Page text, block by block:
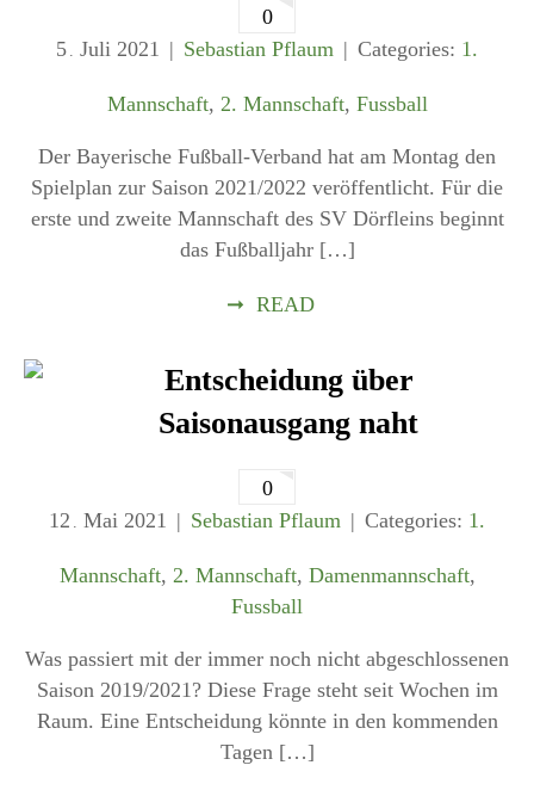
0
5 . Juli 2021 Sebastian Pflaum Categories: 1.
Mannschaft, 2. Mannschaft, Fussball
Der Bayerische Fußball-Verband hat am Montag den
Spielplan zur Saison 2021/2022 veröffentlicht. Für die
erste und zweite Mannschaft des SV Dörfleins beginnt
das Fußballjahr […]
➞ READ
Entscheidung über
Saisonausgang naht
0
12 . Mai 2021 Sebastian Pflaum Categories: 1.
Mannschaft, 2. Mannschaft, Damenmannschaft,
Fussball
Was passiert mit der immer noch nicht abgeschlossenen
Saison 2019/2021? Diese Frage steht seit Wochen im
Raum. Eine Entscheidung könnte in den kommenden
Tagen […]